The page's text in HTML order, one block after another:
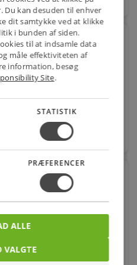
RØD 6,3X0,8
0821101353
BLÅ 6,3X0,8
0821101366
kr.
Du kan desuden til enhver
dit samtykke ved at klikke
i bunden af siden.
til at indsamle data
måle effektiviteten af
information, besøg
Site.
STATISTIK
PRÆFERENCER
VALGTE
ALLE